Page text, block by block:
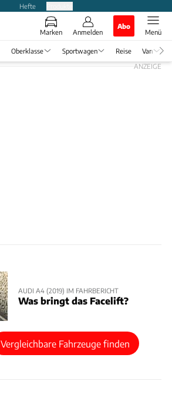
Hefte
Marken Anmelden
Abo
Menü
Oberklasse Sportwagen Reise Van
ANZEIGE
AUDI A4 (2019) IM FAHRBERICHT
Was bringt das Facelift?
Vergleichbare Fahrzeuge finden